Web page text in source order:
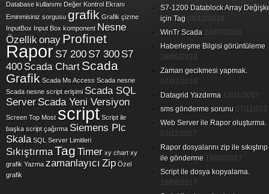
Database kullanımı Değer Kontrol Ekranı
Eminmisiniz sorgusu grafik Grafik çizme
InputBox Input Box komponent Nesne
Özellikonay Profinet
Rapor S7 200 S7 300 S7
400 Scada Chart Scada
Grafik Scada Ms Access Scada nesne
Scada nesne script erişimi Scada SQL
Server Scada Yeni Versiyon
Screen Top Most script Script ile
başka script çağırma Siemens Plc
Skala SQL Server Limitleri
SıkıştırmaTag Timer xy chart xy
grafik Yazma zamanlayıcı Zip Özel
grafik
S7-1200 Datablock Array
için Tag 08/12/2018
WinTr Scada 23/07/2018
Haberleşme Bilgisi görüntüleme
28/06/2018
Zaman gecikmesi yapmak.
07/02/2018
Datagrid Yazdırma 13/11/2017
sms gönderme sorunu 07/11/
Web Server ile Rapor oluşturma.
03/11/2017
Rapor dosyalarını zip ile
ile gönderme 18/08/2017
Script ile dosya kopyalama.
18/08/2017